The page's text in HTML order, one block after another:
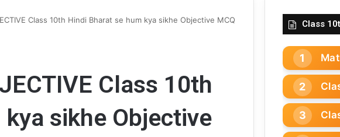
Class 10th Hindi Bharat se hum kya sikhe Objective MCQ
Class 10th
sikhe Objective
Class